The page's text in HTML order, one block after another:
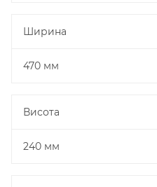
Ширина
470 мм
Висота
240 мм